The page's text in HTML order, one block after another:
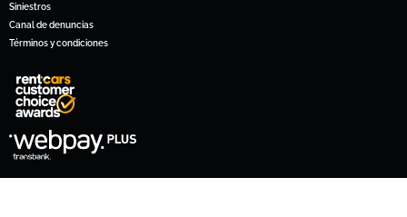
Siniestros
Canal de denuncias
Términos y condiciones